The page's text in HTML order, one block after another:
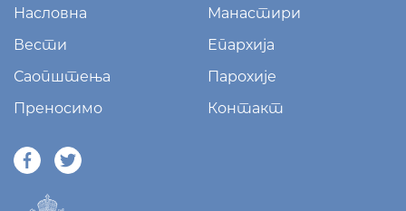
Насловна
Манастири
Вести
Епархија
Саопштења
Парохије
Преносимо
Контакт